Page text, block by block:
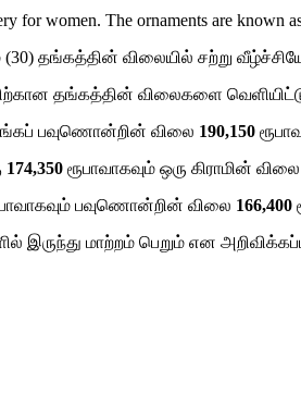
for women. The ornaments are known
தங்கத்தின் விலையில் சற்று
தங்கத்தின் விலைகளை
பவுணொன்றின் விலை 190,150
174,350 ரூபாவாகவும் ஒரு கிராமின் விலை
பவுணொன்றின் விலை 166,400
மாற்றம் பெறும் என